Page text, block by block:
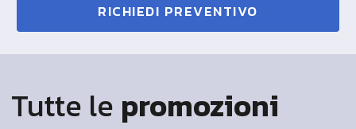
RICHIEDI PREVENTIVO
Tutte le promozioni